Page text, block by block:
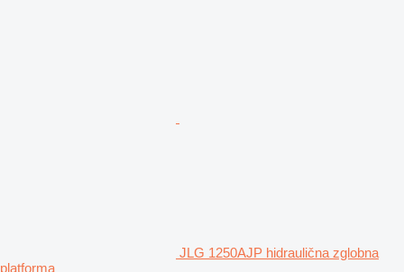
JLG 1250AJP hidraulična zglobna
platforma